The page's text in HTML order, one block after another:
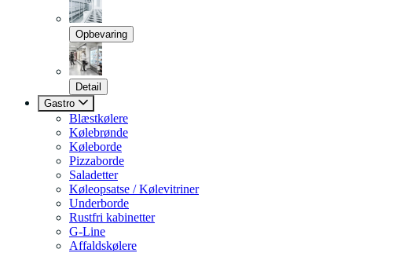
Opbevaring
Detail
Gastro
Blæstkølere
Kølebrønde
Køleborde
Pizzaborde
Saladetter
Køleopsatse / Kølevitriner
Underborde
Rustfri kabinetter
G-Line
Affaldskølere